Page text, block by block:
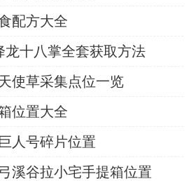
配方大全
龙十八掌全套获取方法
使草采集点位一览
位置大全
人号碎片位置
溪谷拉小宅手提箱位置